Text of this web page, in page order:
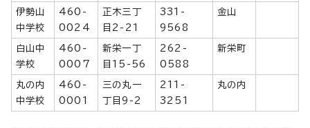
伊勢山
中学校
460-
0024
正木三丁
目2-21
331-
9568
金山
白山中
学校
460-
0007
新栄一丁
目15-56
262-
0588
新栄町
丸の内
中学校
460-
0001
三の丸一
丁目9-2
211-
3251
丸の内